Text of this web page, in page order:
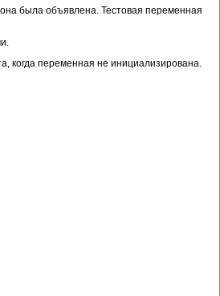
была объявлена. Тестовая переменная
когда переменная не инициализирована.